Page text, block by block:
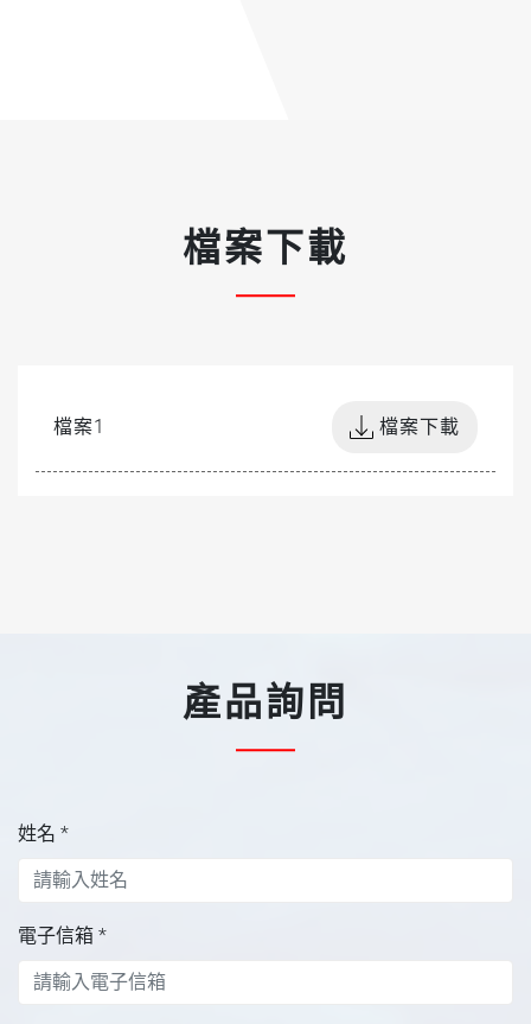
檔案下載
檔案1 檔案下載
產品詢問
姓名 *
電子信箱 *